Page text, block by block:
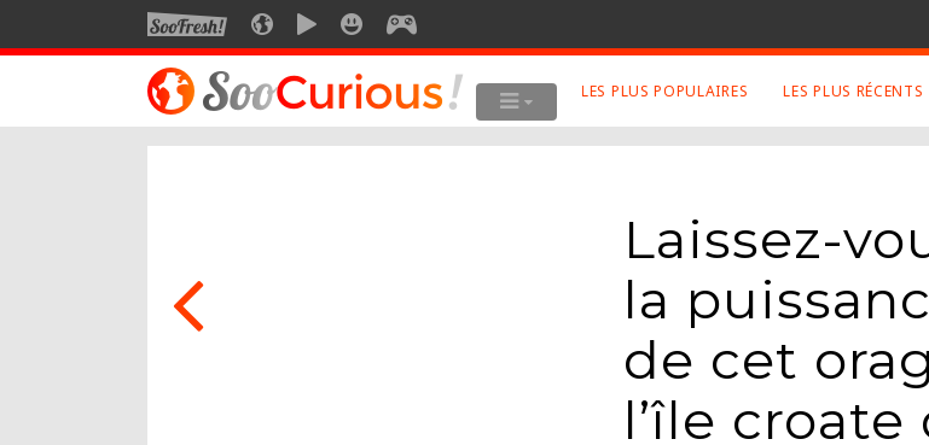
SOOFRESHSOOCURIOUSSOOMOTION
SOOSMILE
Twitter
Mentions Légales
Conditions Générales
LES PLUS POPULAIRES LES PLUS RÉCENTS
Laissez-
la
de cet
l’île croate